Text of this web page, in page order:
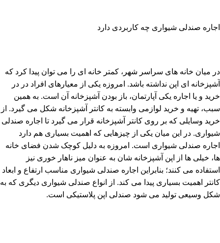
اجاره صندلی شیواری چه کاربردی دارد
در میان خانه های سراسر شهر، کمتر خانه ای را می توان پیدا کرد که
آشپزخانه ای اپن نداشته باشد. امروزه یکی از معیارهای افراد در در
خرید و یا اجاره یکی آپارتمان، باز بودن آشپزخانه آن است. به همین
سبب، تهیه و خرید لوازمی وابسته به کانتر آشپزخانه شکل می گیرد. از
خرید وسایلی که بر روی کانتر آشپزخانه قرار می گیرد تا اجاره صندلی
شیواری. در این میان یکی از چیزهایی که اهمیت بسیاری هم دارد
اجاره صندلی شیواری است. امروزه به دلیل کوچک شدن فضای خانه
ها، خیلی ها از اپن آشپزخانه شان به عنوان میز ناهار خوری نیز
استفاده می کنند؛ بنابراین اجاره صندلی شیواری مناسب ارتفاع و ابعاد
کانتر اهمیت بسیاری پیدا می کند. از انواع صندلی شیواری دیگری که به
شکل وسیعی تولید می شود صندلی اپن پلاستیکی است.